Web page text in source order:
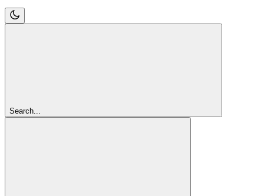
Search...